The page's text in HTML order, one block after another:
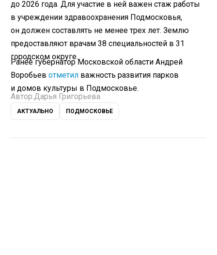
до 2026 года. Для участие в ней важен стаж работы
в учреждении здравоохранения Подмосковья,
он должен составлять не менее трех лет. Землю
предоставляют врачам 38 специальностей в 31
городском округе.
Ранее губернатор Московской области Андрей
Воробьевотметил важность развития парков
и домов культуры в Подмосковье.
Автор:Дарья Григорьева
АКТУАЛЬНО ПОДМОСКОВЬЕ